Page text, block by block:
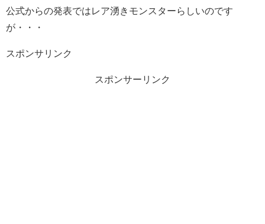
公式からの発表ではレア湧きモンスターらしいのです
が・・・
スポンサリンク
スポンサーリンク